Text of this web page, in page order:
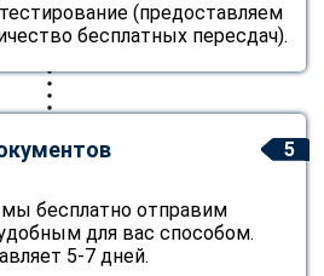
(предоставляем
бесплатных пересдач).
5
бесплатно отправим
для вас способом.
5-7 дней.